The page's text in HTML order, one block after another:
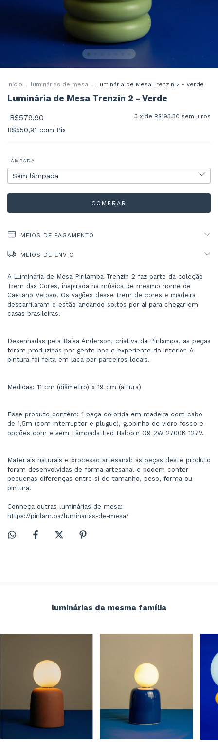
Início . luminárias de mesa . Luminária de Mesa Trenzin 2 - Verde
Luminária de Mesa Trenzin 2 - Verde
R$579,90 3 x de R$193,30 sem juros
R$550,91 com Pix
LÂMPADA
MEIOS DE PAGAMENTO
MEIOS DE ENVIO
A Luminária de Mesa Pirilampa Trenzin 2 faz parte da coleção
Trem das Cores, inspirada na música de mesmo nome de
Caetano Veloso. Os vagões desse trem de cores e madeira
descarrilaram e estão andando soltos por aí para chegar em
casas brasileiras.
Desenhadas pela Raísa Anderson, criativa da Pirilampa, as peças
foram produzidas por gente boa e experiente do interior. A
pintura foi feita em laca por parceiros locais.
Medidas: 11 cm (diâmetro) x 19 cm (altura)
Esse produto contém: 1 peça colorida em madeira com cabo
de 1,5m (com interruptor e plugue), globinho de vidro fosco e
opções com e sem Lâmpada Led Halopin G9 2W 2700K 127V.
Materiais naturais e processo artesanal: as peças deste produto
foram desenvolvidas de forma artesanal e podem conter
pequenas diferenças entre si de tamanho, peso, forma ou
pintura.
https://pirilam.pa/luminarias-de-mesa/
luminárias da mesma família